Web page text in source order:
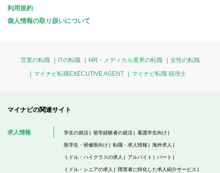
利用規約
個人情報の取り扱いについて
営業の転職 ITの転職 MR・メディカル業界の転職
女性の転職
マイナビ転職EXECUTIVE AGENT
マイナビ転職 税理士
マイナビの関連サイト
求人情報 学生の就活 留学経験者の就活 看護学生向け
医学生・研修医向け 転職・求人情報 海外求人
ミドル・ハイクラスの求人 アルバイト パート
ミドル・シニアの求人 障害者に特化した求人紹介サービス